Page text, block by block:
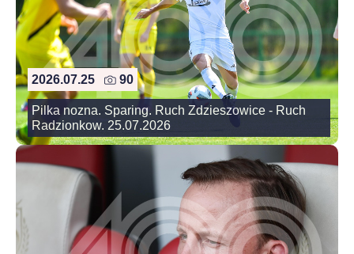
2026.07.25 90
Pilka nozna. Sparing. Ruch Zdzieszowice - Ruch
Radzionkow. 25.07.2026